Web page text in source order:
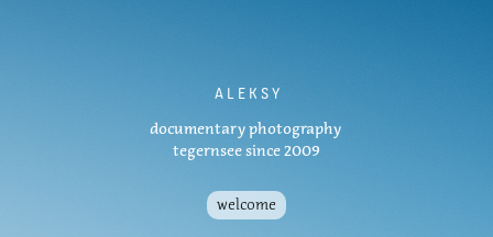
A L E K S Y
documentary photography
tegernsee since 2009
welcome